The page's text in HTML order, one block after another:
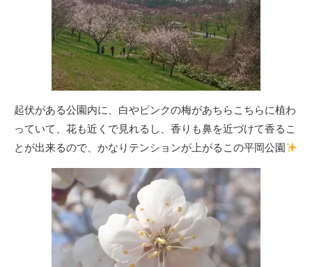
起伏がある公園内に、白やピンクの梅があちらこちらに植わ
っていて、花も近くで見れるし、香りも鼻を近づけて香るこ
とが出来るので、かなりテンションが上がるこの平岡公園